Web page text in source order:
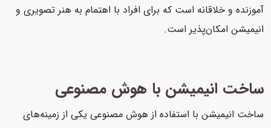
آموزنده و خلاقانه است که برای افراد با اهتمام به هنر تصویری و
انیمیشن امکان‌پذیر است.
ساخت انیمیشن با هوش مصنوعی
ساخت انیمیشن با استفاده از هوش مصنوعی یکی از زمینه‌های